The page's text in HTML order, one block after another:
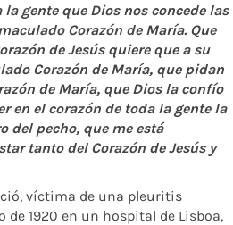
gente que Dios nos concede las
Corazón de María. Que
de Jesús quiere que a su
Corazón de María, que pidan
de María, que Dios la confío
en el corazón de toda la gente la
del pecho, que me está
tanto del Corazón de Jesús y
víctima de una pleuritis
de 1920 en un hospital de Lisboa,